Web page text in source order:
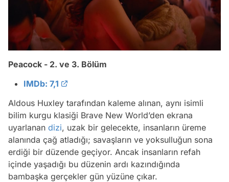
Peacock - 2. ve 3. Bölüm
IMDb: 7,1
Aldous Huxley tarafından kaleme alınan, aynı isimli
bilim kurgu klasiği Brave New World’den ekrana
uyarlanan dizi, uzak bir gelecekte, insanların üreme
alanında çağ atladığı; savaşların ve yoksulluğun sona
erdiği bir düzende geçiyor. Ancak insanların refah
içinde yaşadığı bu düzenin ardı kazındığında
bambaşka gerçekler gün yüzüne çıkar.